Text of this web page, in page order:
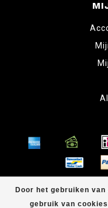
Door het gebruiken
gebruik van
© Copyright